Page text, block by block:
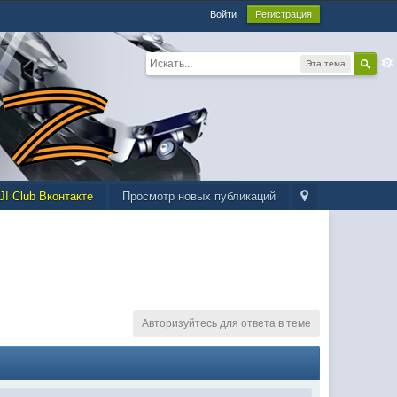
Войти Регистрация
Эта тема
Просмотр новых публикаций
Club Вконтакте
Авторизуйтесь для ответа в теме